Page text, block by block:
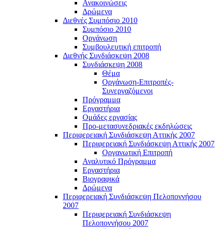
Ανακοινώσεις
Δρώμενα
Διεθνές Συμπόσιο 2010
Συμπόσιο 2010
Οργάνωση
Συμβουλευτική επιτροπή
Διεθνής Συνδιάσκεψη 2008
Συνδιάσκεψη 2008
Θέμα
Οργάνωση-Επιτροπές-
Συνεργαζόμενοι
Πρόγραμμα
Εργαστήρια
Ομάδες εργασίας
Προ-μετασυνεδριακές εκδηλώσεις
Περιφερειακή Συνδιάσκεψη Αττικής 2007
Περιφερειακή Συνδιάσκεψη Αττικής 2007
Οργανωτική Επιτροπή
Αναλυτικό Πρόγραμμα
Εργαστήρια
Βιογραφικά
Δρώμενα
Περιφερειακή Συνδιάσκεψη Πελοποννήσου
2007
Περιφερειακή Συνδιάσκεψη
Πελοποννήσου 2007